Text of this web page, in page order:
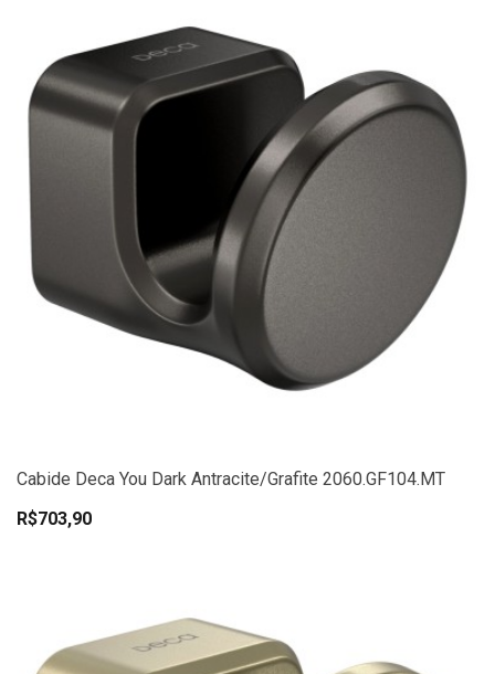
Cabide Deca You Dark Antracite/Grafite 2060.GF104.MT
R$703,90